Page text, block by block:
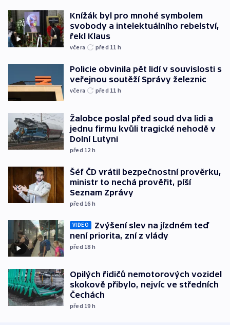
Knížák byl pro mnohé symbolem
svobody a intelektuálního rebelství,
řekl Klaus
včera před 11 h
Policie obvinila pět lidí v souvislosti s
veřejnou soutěží Správy železnic
včera před 11 h
Žalobce poslal před soud dva lidi a
jednu firmu kvůli tragické nehodě v
Dolní Lutyni
před 12 h
Šéf ČD vrátil bezpečnostní prověrku,
ministr to nechá prověřit, píší
Seznam Zprávy
před 16 h
VIDEO
Zvýšení slev na jízdném teď
není priorita, zní z vlády
před 18 h
Opilých řidičů nemotorových vozidel
skokově přibylo, nejvíc ve středních
Čechách
před 19 h